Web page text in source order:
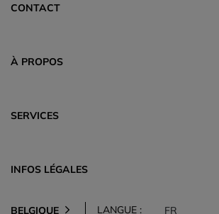
CONTACT
À PROPOS
SERVICES
INFOS LÉGALES
BELGIQUE LANGUE : FR